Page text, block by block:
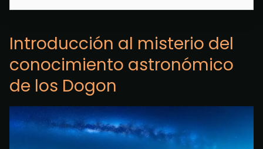
Introducción al misterio del
conocimiento astronómico
de los Dogon